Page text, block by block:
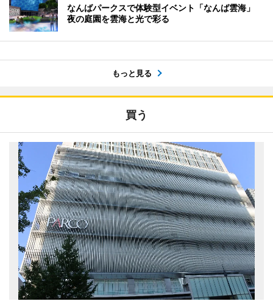
なんばパークスで体験型イベント「なんば雲海」
夜の庭園を雲海と光で彩る
もっと見る
買う